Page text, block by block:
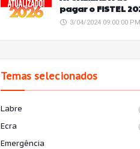
pagar o FISTEL
3/04/2024 09:00:00 PM
Temas selecionados
Labre
Ecra
Emergência